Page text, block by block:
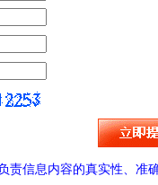
责信息内容的真实性、准